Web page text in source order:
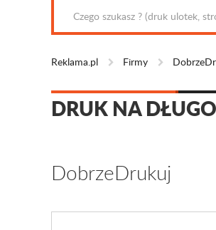
Reklama.pl Firmy
DRUK NA
DobrzeDrukuj